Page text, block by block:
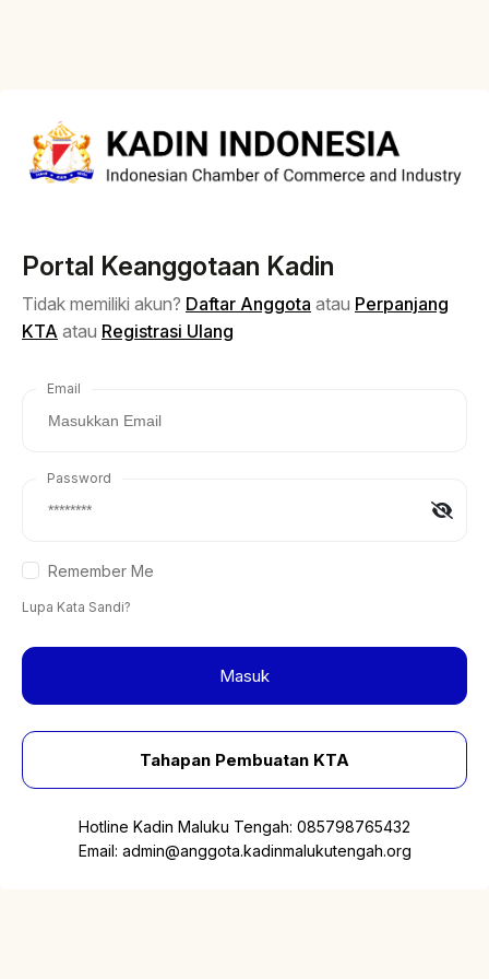
Portal Keanggotaan Kadin
Tidak memiliki akun? Daftar Anggota atau Perpanjang
KTA atau Registrasi Ulang
Email
Password
Remember Me
Lupa Kata Sandi?
Masuk
Tahapan Pembuatan KTA
Hotline Kadin Maluku Tengah: 085798765432
Email: admin@anggota.kadinmalukutengah.org